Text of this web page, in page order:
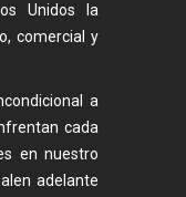
Unidos la
comercial y
a
cada
en nuestro
adelante